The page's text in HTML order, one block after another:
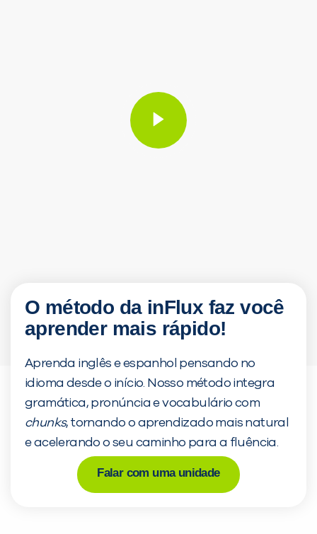
O método da inFlux faz você
aprender mais rápido!
Aprenda inglês e espanhol pensando no
idioma desde o início. Nosso método integra
gramática, pronúncia e vocabulário com
chunks, tornando o aprendizado mais natural
e acelerando o seu caminho para a fluência.
Falar com uma unidade
inFlux nesta cidade ou
você digitou.